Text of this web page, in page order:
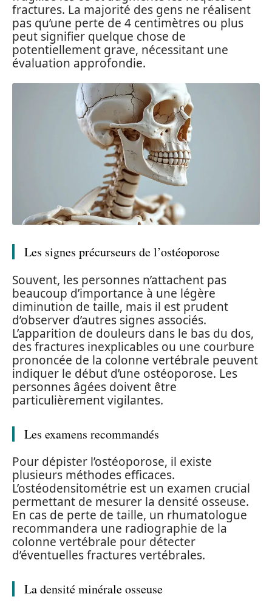
fractures. La majorité des gens ne réalisent
pas qu’une perte de 4 centimètres ou plus
peut signifier quelque chose de
potentiellement grave, nécessitant une
évaluation approfondie.
Les signes précurseurs de l’ostéoporose
Souvent, les personnes n’attachent pas
beaucoup d’importance à une légère
diminution de taille, mais il est prudent
d’observer d’autres signes associés.
L’apparition de douleurs dans le bas du dos,
des fractures inexplicables ou une courbure
prononcée de la colonne vertébrale peuvent
indiquer le début d’une ostéoporose. Les
personnes âgées doivent être
particulièrement vigilantes.
Les examens recommandés
Pour dépister l’ostéoporose, il existe
plusieurs méthodes efficaces.
L’ostéodensitométrie est un examen crucial
permettant de mesurer la densité osseuse.
En cas de perte de taille, un rhumatologue
recommandera une radiographie de la
colonne vertébrale pour détecter
d’éventuelles fractures vertébrales.
La densité minérale osseuse